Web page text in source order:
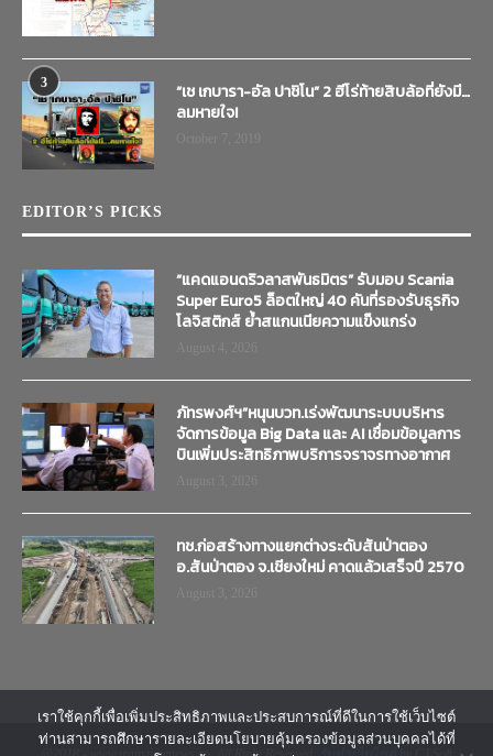
3
“เช เกบารา-อัล ปาชิโน” 2 ฮีโร่ท้ายสิบล้อที่ยังมี…
ลมหายใจ!
EDITOR’S PICKS
“แคดแอนดริวลาสพันธมิตร” รับมอบ Scania
Super Euro5 ล็อตใหญ่ 40 คันที่รองรับธุรกิจ
โลจิสติกส์ ย้ำสแกนเนียความแข็งแกร่ง
ภัทรพงศ์ฯ”หนุนบวท.เร่งพัฒนาระบบบริหาร
จัดการข้อมูล Big Data และ AI เชื่อมข้อมูลการ
บินเพิ่มประสิทธิภาพบริการจราจรทางอากาศ
ทช.ก่อสร้างทางแยกต่างระดับสันป่าตอง
อ.สันป่าตอง จ.เชียงใหม่ คาดแล้วเสร็จปี 2570
เราใช้คุกกี้เพื่อเพิ่มประสิทธิภาพและประสบการณ์ที่ดีในการใช้เว็บไซต์
ท่านสามารถศึกษารายละเอียดนโยบายคุ้มครองข้อมูลส่วนบุคคลได้ที่